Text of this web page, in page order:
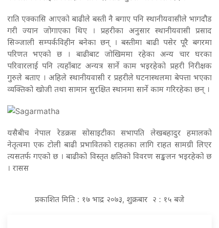
राति एक्कासि आएको बाढीले बस्ती नै बगाए पनि स्थानीयवासीले भागदौड
गरी ज्यान जोगाएका थिए । प्रहरीका अनुसार स्थानीयवासी प्रसाद
सिञ्जाली सम्पर्कविहीन बनेका छन् । बस्तीमा बाढी पसेर पूरै बगरमा
परिणत भएको छ । बाढीबाट जोखिममा रहेका अन्य चार घरका
परिवारलाई पनि त्यहाँबाट अन्यत्र सार्ने काम भइरहेको प्रहरी निरीक्षक
गुरुले बताए । अहिले स्थानीयवासी र प्रहरीले घटनास्थलमा बेपत्ता भएका
व्यक्तिको खोजी तथा सामान सुरक्षित स्थानमा सार्ने काम गरिरहेका छन् ।
यसैबीच नेपाल रेडक्रस सोसाइटीका सभापति लेखबहादुर हमालको
नेतृत्वमा एक टोली बाढी प्रभावितको राहतका लागि राहत सामग्री लिएर
त्यसतर्फ गएको छ । बाढीको विस्तृत क्षतिको विवरण सङ्कलन भइरहेको छ
। रासस
प्रकाशित मिति : १७ भाद्र २०७३, शुक्रबार २ : १५ बजे